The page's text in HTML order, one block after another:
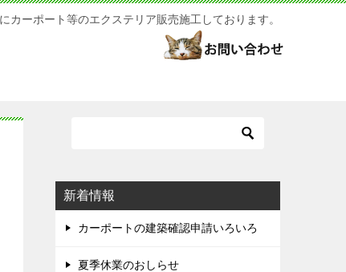
カーポート等のエクステリア販売施工しております。
新着情報
カーポートの建築確認申請いろいろ
夏季休業のおしらせ